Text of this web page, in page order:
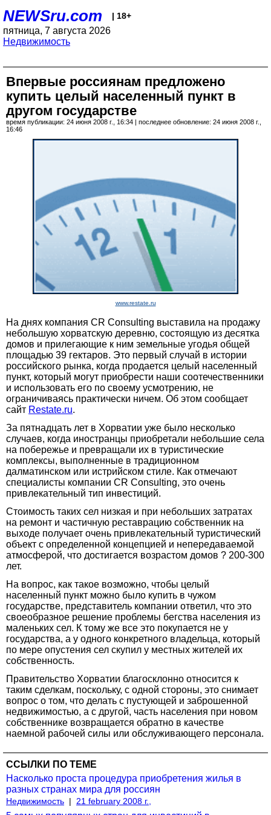
NEWSru.com | 18+
пятница, 7 августа 2026
Недвижимость
Впервые россиянам предложено
купить целый населенный пункт в
другом государстве
время публикации: 24 июня 2008 г., 16:34 | последнее обновление: 24 июня 2008 г.,
16:46
www.restate.ru
На днях компания CR Consulting выставила на продажу
небольшую хорватскую деревню, состоящую из десятка
домов и прилегающие к ним земельные угодья общей
площадью 39 гектаров. Это первый случай в истории
российского рынка, когда продается целый населенный
пункт, который могут приобрести наши соотечественники
и использовать его по своему усмотрению, не
ограничиваясь практически ничем. Об этом сообщает
сайт Restate.ru.
За пятнадцать лет в Хорватии уже было несколько
случаев, когда иностранцы приобретали небольшие села
на побережье и превращали их в туристические
комплексы, выполненные в традиционном
далматинском или истрийском стиле. Как отмечают
специалисты компании CR Consulting, это очень
привлекательный тип инвестиций.
Стоимость таких сел низкая и при небольших затратах
на ремонт и частичную реставрацию собственник на
выходе получает очень привлекательный туристический
объект с определенной концепцией и непередаваемой
атмосферой, что достигается возрастом домов ? 200-300
лет.
На вопрос, как такое возможно, чтобы целый
населенный пункт можно было купить в чужом
государстве, представитель компании ответил, что это
своеобразное решение проблемы бегства населения из
маленьких сел. К тому же все это покупается не у
государства, а у одного конкретного владельца, который
по мере опустения сел скупил у местных жителей их
собственность.
Правительство Хорватии благосклонно относится к
таким сделкам, поскольку, с одной стороны, это снимает
вопрос о том, что делать с пустующей и заброшенной
недвижимостью, а с другой, часть населения при новом
собственнике возвращается обратно в качестве
наемной рабочей силы или обслуживающего персонала.
ССЫЛКИ ПО ТЕМЕ
Насколько проста процедура приобретения жилья в
разных странах мира для россиян
Недвижимость | 21 february 2008 г.,